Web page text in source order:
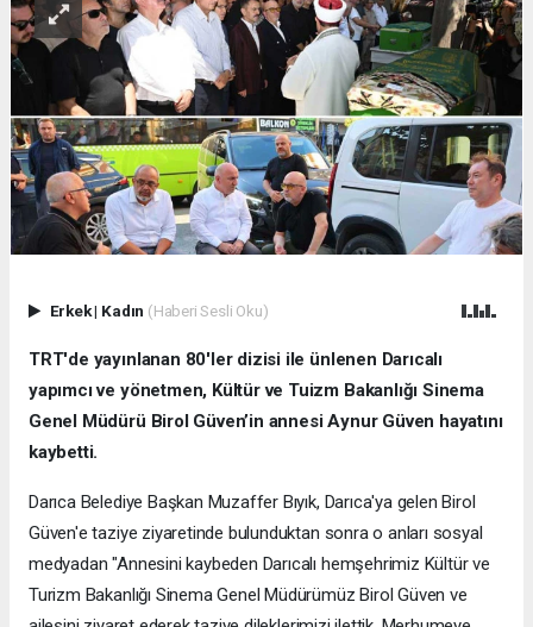
Erkek| Kadın (Haberi Sesli Oku)
TRT'de yayınlanan 80'ler dizisi ile ünlenen Darıcalı
yapımcı ve yönetmen, Kültür ve Tuizm Bakanlığı Sinema
Genel Müdürü Birol Güven’in annesi Aynur Güven hayatını
kaybetti.
Darıca Belediye Başkan Muzaffer Bıyık, Darıca'ya gelen Birol
Güven'e taziye ziyaretinde bulunduktan sonra o anları sosyal
medyadan "Annesini kaybeden Darıcalı hemşehrimiz Kültür ve
Turizm Bakanlığı Sinema Genel Müdürümüz Birol Güven ve